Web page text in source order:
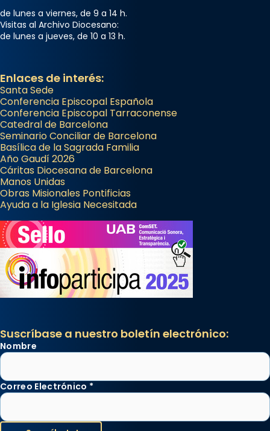
de lunes a viernes, de 9 a 14 h.
Visitas al Archivo Diocesano:
de lunes a jueves, de 10 a 13 h.
Enlaces de interés:
Santa Sede
Conferencia Episcopal Española
Conferencia Episcopal Tarraconense
Catedral de Barcelona
Seminario Conciliar de Barcelona
Basílica de la Sagrada Familia
Año Gaudí 2026
Cáritas Diocesana de Barcelona
Manos Unidas
Obras Misionales Pontificias
Ayuda a la Iglesia Necesitada
Suscríbase a nuestro boletín electrónico:
Nombre
Correo Electrónico *